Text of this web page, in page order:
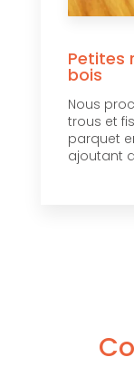
Petites
bois
Nous
trous et
parquet
ajoutant